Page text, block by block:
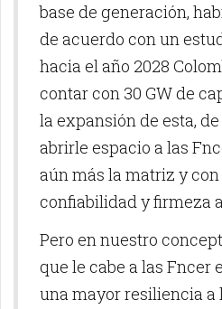
base de generación,
de acuerdo con un
hacia el año 2028
contar con 30 GW de
la expansión de esta,
abrirle espacio a las
aún más la matriz y
confiabilidad y firmeza
Pero en nuestro
que le cabe a las Fncer
una mayor resiliencia